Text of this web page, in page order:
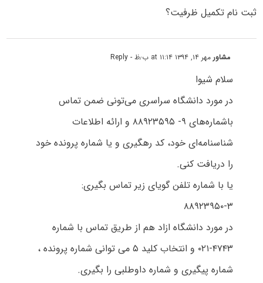
ثبت نام تکمیل ظرفیت؟
مشاورمهر ۱۴, ۱۳۹۴ at ۱۱:۱۴ ب٫ظ - Reply
سلام شیوا
در مورد دانشگاه سراسری می‌تونی ضمن تماس
باشماره‌های ۹- ۸۸۹۲۳۵۹۵ و ارائه اطلاعات
شناسنامه‌ای خود، کد رهگیری و یا شماره پرونده خود
را دریافت کنی.
یا با شماره تلفن گویای زیر تماس بگیری:
۸۸۹۲۳۹۵۰-۳
در مورد دانشگاه ازاد هم از طریق تماس با شماره
۴۷۴۳-۰۲۱ و انتخاب کلید ۵ می توانی شماره پرونده ،
شماره پیگیری و شماره داوطلبی را بگیری.